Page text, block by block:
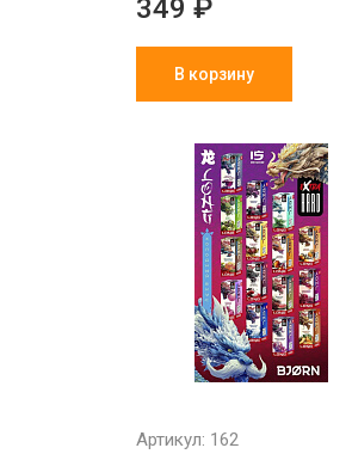
349 ₽
В корзину
Артикул: 162